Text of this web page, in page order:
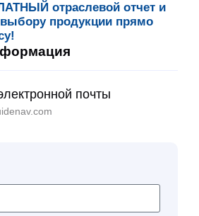
отраслевой отчет и
продукции прямо
почты